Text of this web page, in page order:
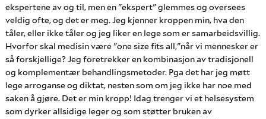
ekspertene av og til, men en "ekspert" glemmes og oversees
veldig ofte, og det er meg. Jeg kjenner kroppen min, hva den
tåler, eller ikke tåler og jeg liker en lege som er samarbeidsvillig.
Hvorfor skal medisin være "one size fits all,"når vi mennesker er
så forskjellige? Jeg foretrekker en kombinasjon av tradisjonell
og komplementær behandlingsmetoder. Pga det har jeg møtt
lege arroganse og diktat, nesten som om jeg ikke har noe med
saken å gjøre. Det er min kropp! Idag trenger vi et helsesystem
som dyrker allsidige leger og som støtter bruken av